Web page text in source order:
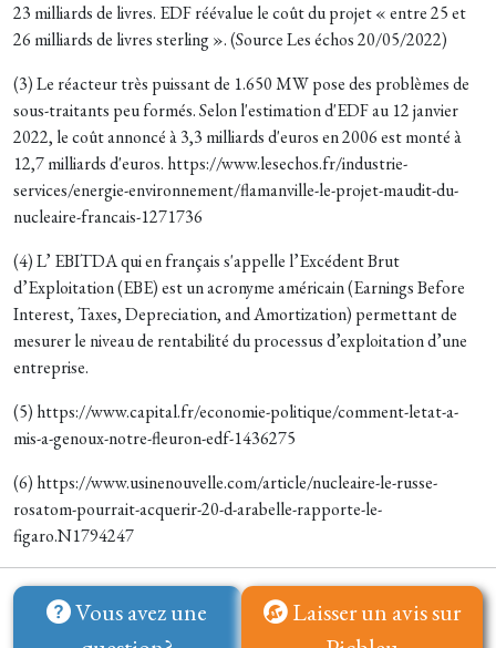
23 milliards de livres. EDF réévalue le coût du projet « entre 25 et
26 milliards de livres sterling ». (Source Les échos 20/05/2022)
(3) Le réacteur très puissant de 1.650 MW pose des problèmes de
sous-traitants peu formés. Selon l'estimation d'EDF au 12 janvier
2022, le coût annoncé à 3,3 milliards d'euros en 2006 est monté à
12,7 milliards d'euros. https://www.lesechos.fr/industrie-
services/energie-environnement/flamanville-le-projet-maudit-du-
nucleaire-francais-1271736
(4) L’ EBITDA qui en français s'appelle l’Excédent Brut
d’Exploitation (EBE) est un acronyme américain (Earnings Before
Interest, Taxes, Depreciation, and Amortization) permettant de
mesurer le niveau de rentabilité du processus d’exploitation d’une
entreprise.
(5) https://www.capital.fr/economie-politique/comment-letat-a-
mis-a-genoux-notre-fleuron-edf-1436275
(6) https://www.usinenouvelle.com/article/nucleaire-le-russe-
rosatom-pourrait-acquerir-20-d-arabelle-rapporte-le-
figaro.N1794247
Vous avez une
Laisser un avis sur